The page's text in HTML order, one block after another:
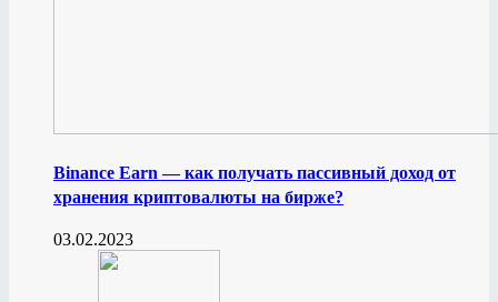
Binance Earn — как получать пассивный доход от
хранения криптовалюты на бирже?
03.02.2023